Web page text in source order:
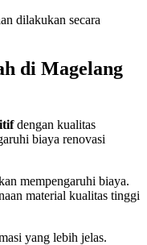
dilakukan secara
di Magelang
dengan kualitas
biaya renovasi
mempengaruhi biaya.
material kualitas tinggi
yang lebih jelas.